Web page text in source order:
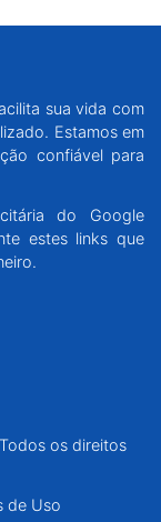
sua vida com
Estamos em
confiável para
do Google
estes links que
os direitos
de Uso